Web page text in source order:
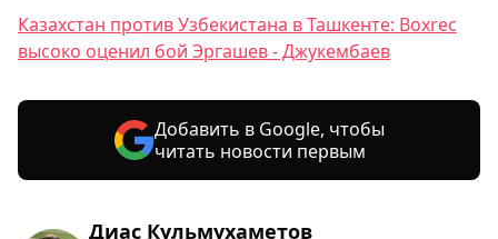
Диас Кульмухаметов
Казахстан против Узбекистана в Ташкенте: Boxrec
высоко оценил бой Эргашев - Джукембаев
Добавить в Google, чтобы
читать новости первым